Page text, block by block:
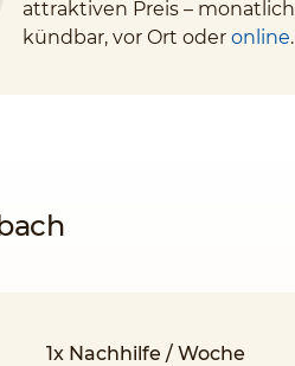
attraktiven Preis – monatlich
kündbar, vor Ort oder online.
1x Nachhilfe / Woche